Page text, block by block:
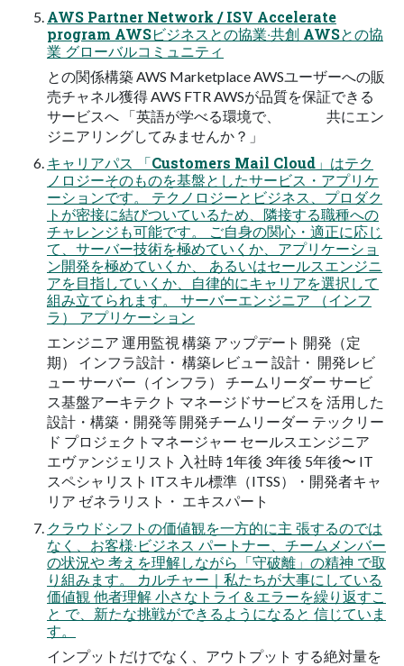
AWS Partner Network / ISV Accelerate
program AWSビジネスとの協業‧共創 AWSとの協
業 グローバルコミュニティ
との関係構築 AWS Marketplace AWSユーザーへの販
売チャネル獲得 AWS FTR AWSが品質を保証できる
サービスへ 「英語が学べる環境で、 共にエン
ジニアリングしてみませんか？」
キャリアパス 「Customers Mail Cloud」はテク
ノロジーそのものを基盤としたサービス・アプリケ
ーションです。 テクノロジーとビジネス、プロダク
トが密接に結びついているため、隣接する職種への
チャレンジも可能です。 ご自身の関心・適正に応じ
て、サーバー技術を極めていくか、アプリケーショ
ン開発を極めていくか、 あるいはセールスエンジニ
アを目指していくか、自律的にキャリアを選択して
組み立てられます。 サーバーエンジニア （インフ
ラ） アプリケーション
エンジニア 運用監視 構築 アップデート 開発（定
期） インフラ設計・ 構築レビュー 設計・ 開発レビ
ュー サーバー（インフラ） チームリーダー サービ
ス基盤アーキテクト マネージドサービスを 活用した
設計・構築・開発等 開発チームリーダー テックリー
ド プロジェクトマネージャー セールスエンジニア
エヴァンジェリスト 入社時 1年後 3年後 5年後〜 IT
スペシャリスト ITスキル標準（ITSS）・開発者キャ
リア ゼネラリスト・ エキスパート
クラウドシフトの価値観を⼀⽅的に主 張するのでは
なく、お客様‧ビジネス パートナー、チームメンバー
の状況や 考えを理解しながら「守破離」の精神 で取
り組みます。 カルチャー｜私たちが⼤事にしている
価値観 他者理解 ⼩さなトライ＆エラーを繰り返すこ
と で、新たな挑戦ができるようになると 信じていま
す。
インプットだけでなく、アウトプット する絶対量を